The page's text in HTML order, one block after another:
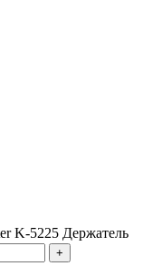
K-5225 Держатель